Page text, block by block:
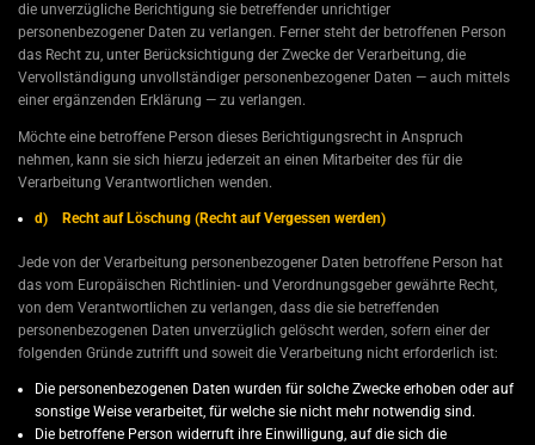
die unverzügliche Berichtigung sie betreffender unrichtiger
personenbezogener Daten zu verlangen. Ferner steht der betroffenen Person
das Recht zu, unter Berücksichtigung der Zwecke der Verarbeitung, die
Vervollständigung unvollständiger personenbezogener Daten — auch mittels
einer ergänzenden Erklärung — zu verlangen.
Möchte eine betroffene Person dieses Berichtigungsrecht in Anspruch
nehmen, kann sie sich hierzu jederzeit an einen Mitarbeiter des für die
Verarbeitung Verantwortlichen wenden.
d) Recht auf Löschung (Recht auf Vergessen werden)
Jede von der Verarbeitung personenbezogener Daten betroffene Person hat
das vom Europäischen Richtlinien- und Verordnungsgeber gewährte Recht,
von dem Verantwortlichen zu verlangen, dass die sie betreffenden
personenbezogenen Daten unverzüglich gelöscht werden, sofern einer der
folgenden Gründe zutrifft und soweit die Verarbeitung nicht erforderlich ist:
Die personenbezogenen Daten wurden für solche Zwecke erhoben oder auf
sonstige Weise verarbeitet, für welche sie nicht mehr notwendig sind.
Die betroffene Person widerruft ihre Einwilligung, auf die sich die